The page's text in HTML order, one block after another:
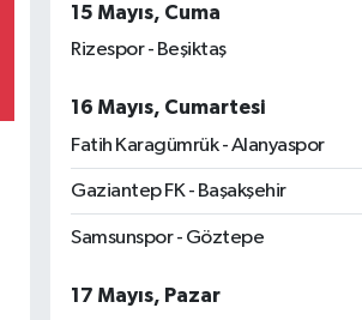
15 Mayıs, Cuma
Rizespor - Beşiktaş
16 Mayıs, Cumartesi
Fatih Karagümrük - Alanyaspor
Gaziantep FK - Başakşehir
Samsunspor - Göztepe
17 Mayıs, Pazar